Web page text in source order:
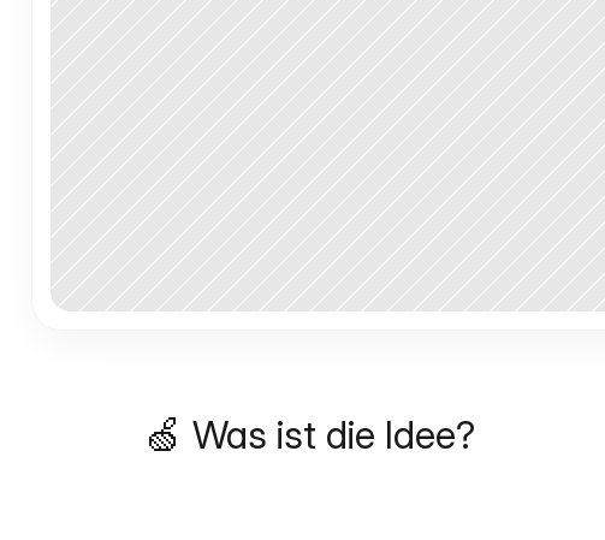
🍏 Was ist die Idee?